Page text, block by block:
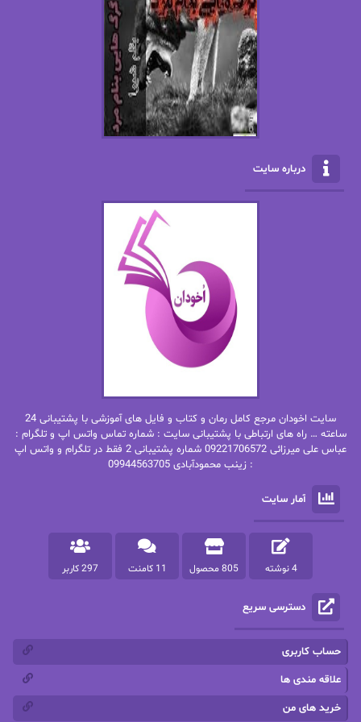
اکرم محمدی
الف صاد
الکساندر دوما
الناز پاکپور‌
الناز محمدی
امیر فرهی
باران
بهار سلطانی
بهاره شیرازی
بهاره.م
بیتا فرخی
پاتریشیا ویلسون پرتو فرهمند
پرستو اسحقی
پرستو مهاجر
پرهام رسولی
پروانه قدیمی پروانه محمدی
پریسا شکور(طوفان خاموش)
پنلوپه وارد
تاران
درباره سایت
سایت اخودان مرجع کامل رمان و کتاب و فایل های آموزشی با پشتیبانی 24
ساعته … راه های ارتباطی با پشتیبانی سایت : شماره تماس واتس اپ و تلگرام :
عباس علی میرزائی 09221706572 شماره پشتیبانی 2 فقط در تلگرام و واتس اپ
: زینب محمودآبادی 09944563705
آمار سایت
4 نوشته 805 محصول 11 کامنت 297 کاربر
دسترسی سریع
حساب کاربری
علاقه مندی ها
خرید های من